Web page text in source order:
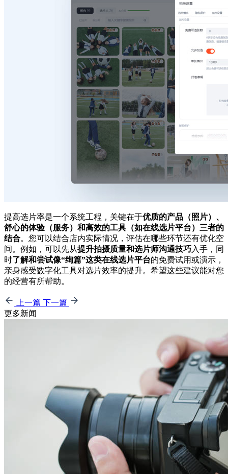
提高选片率是一个系统工程，关键在于优质的产品（照片）、
舒心的体验（服务）和高效的工具（如在线选片平台）三者的
结合。您可以结合店内实际情况，评估在哪些环节还有优化空
间。例如，可以先从提升拍摄质量和选片师沟通技巧入手，同
时了解和尝试像“绚篇”这类在线选片平台的免费试用或演示，
亲身感受数字化工具对选片效率的提升。希望这些建议能对您
的经营有所帮助。
上一篇 下一篇
更多新闻